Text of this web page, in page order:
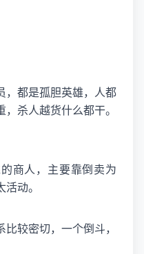
，都是孤胆英雄，人都
杀人越货什么都干。
商人，主要靠倒卖为
动。
较密切，一个倒斗，